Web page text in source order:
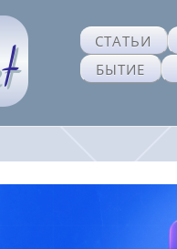
СТАТЬИ
БЫТИЕ